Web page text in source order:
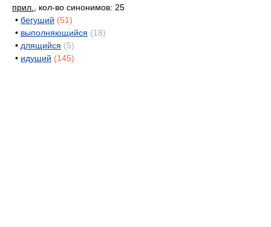
прил.
, кол-во синонимов: 25
• бегущий (51)
• выполняющийся (18)
• длящийся (5)
• идущий (145)